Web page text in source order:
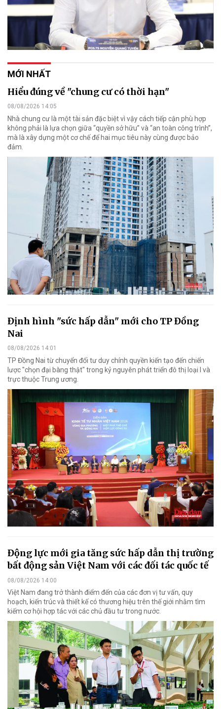
MỚI NHẤT
Hiểu đúng về "chung cư có thời hạn"
08/08/2026 14:05
Nhà chung cư là một tài sản đặc biệt vì vậy cách tiếp cận phù hợp
không phải là lựa chọn giữa “quyền sở hữu” và “an toàn công trình”,
mà là xây dựng một cơ chế để hai mục tiêu này cùng được bảo
đảm.
Định hình "sức hấp dẫn" mới cho TP Đồng
Nai
08/08/2026 14:01
TP Đồng Nai từ chuyển đổi tư duy chính quyền kiến tạo đến chiến
lược "chọn đại bàng thật" trong kỷ nguyên phát triển đô thị loại I và
trực thuộc Trung ương.
Động lực mới gia tăng sức hấp dẫn thị trường
bất động sản Việt Nam với các đối tác quốc tế
08/08/2026 14:00
Việt Nam đang trở thành điểm đến của các đơn vị tư vấn, quy
hoạch, kiến trúc và thiết kế có thương hiệu trên thế giới nhằm tìm
kiếm cơ hội hợp tác với các chủ đầu tư trong nước.